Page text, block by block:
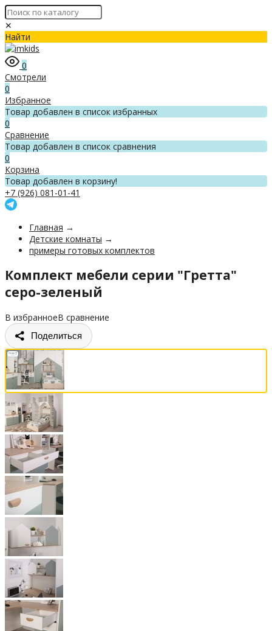
✕
Найти
0
Смотрели
0
Избранное
Товар добавлен в список избранных
0
Сравнение
Товар добавлен в список сравнения
0
Корзина
Товар добавлен в корзину!
+7 (926) 081-01-41
Главная →
Детские комнаты →
примеры готовых комплектов
Комплект мебели серии "Гретта"
серо-зеленый
В избранноеВ сравнение
Поделиться